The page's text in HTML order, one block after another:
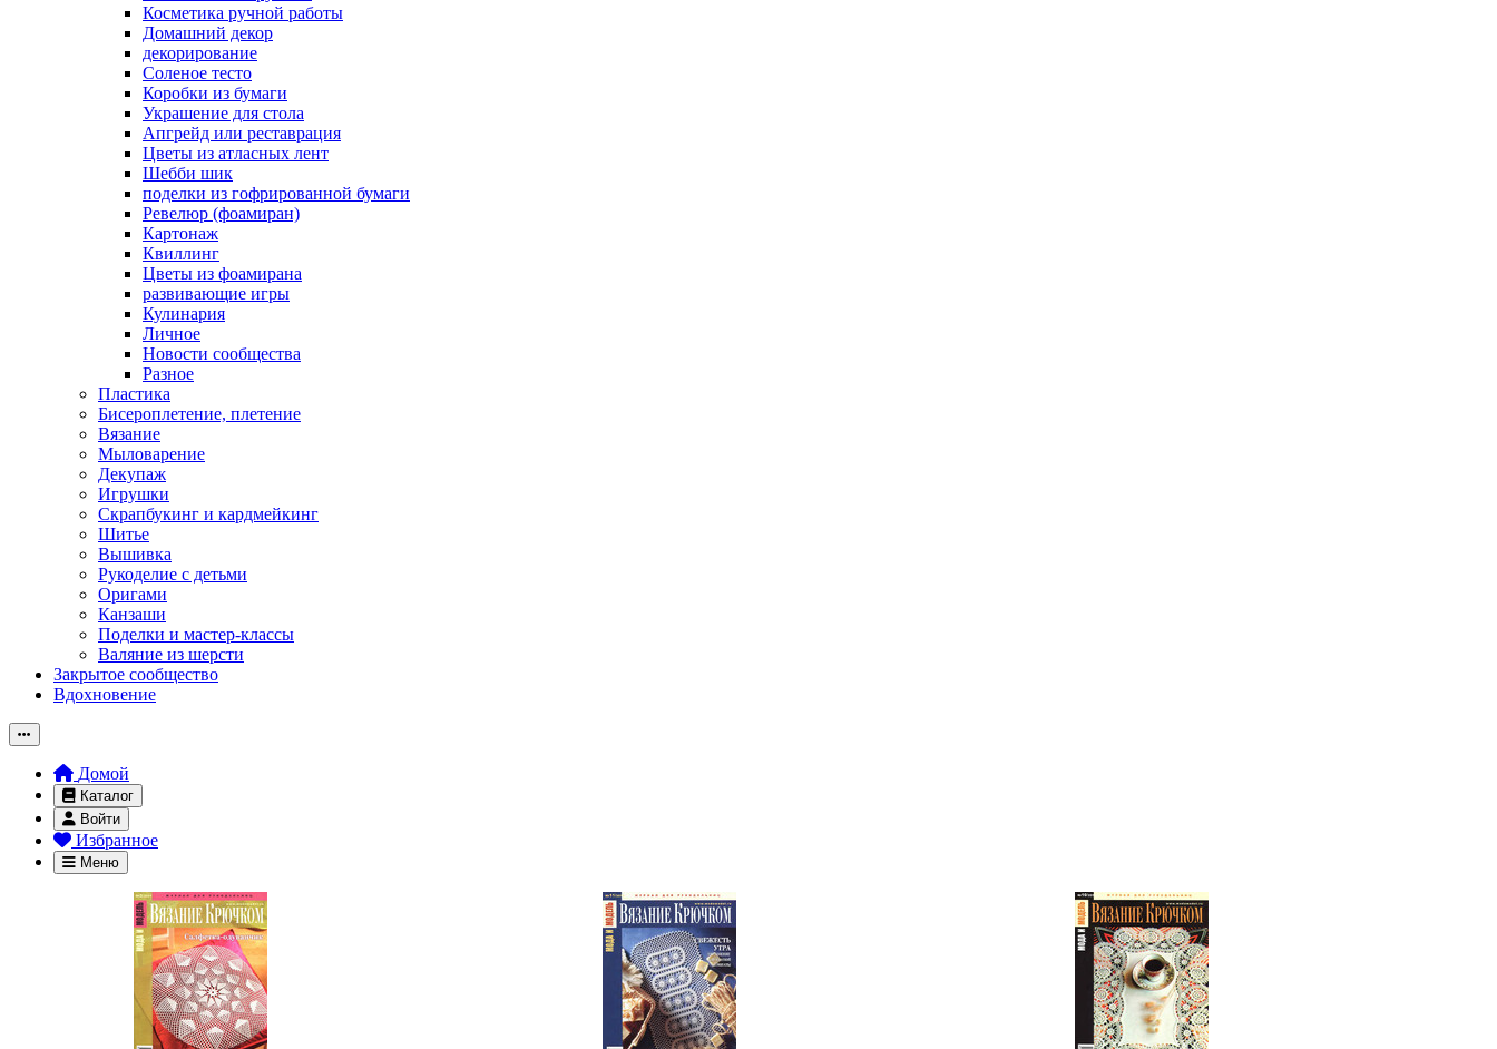
Косметика ручной работы
Домашний декор
декорирование
Соленое тесто
Коробки из бумаги
Украшение для стола
Апгрейд или реставрация
Цветы из атласных лент
Шебби шик
поделки из гофрированной бумаги
Ревелюр (фоамиран)
Картонаж
Квиллинг
Цветы из фоамирана
развивающие игры
Кулинария
Личное
Новости сообщества
Разное
Пластика
Бисероплетение, плетение
Вязание
Мыловарение
Декупаж
Игрушки
Скрапбукинг и кардмейкинг
Шитье
Вышивка
Рукоделие с детьми
Оригами
Канзаши
Поделки и мастер-классы
Валяние из шерсти
Закрытое сообщество
Вдохновение
Домой
Каталог
Войти
Избранное
Меню